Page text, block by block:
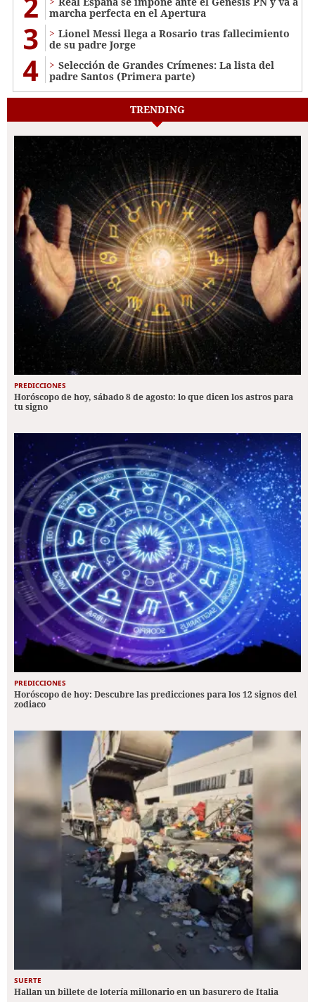
marcha perfecta en el Apertura
3
Lionel Messi llega a Rosario tras fallecimiento
de su padre Jorge
4
Selección de Grandes Crímenes: La lista del
padre Santos (Primera parte)
TRENDING
PREDICCIONES
Horóscopo de hoy, sábado 8 de agosto: lo que dicen los astros para
tu signo
PREDICCIONES
Horóscopo de hoy: Descubre las predicciones para los 12 signos del
zodiaco
SUERTE
Hallan un billete de lotería millonario en un basurero de Italia